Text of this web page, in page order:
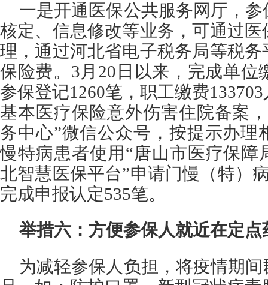
一是开通医保公共服务网厅，
核定、信息修改等业务，可通过
理，通过河北省电子税务局等税
保险费。3月20日以来，完成单位
参保登记1260笔，职工缴费
基本医疗保险意外伤害住院备案
务中心”微信公众号，按提示办理
慢特病患者使用“唐山市医疗保障
北智慧医保平台”申请门慢（特）
完成申报认定535笔。
举措六：方便参保人就近在定
为减轻参保人负担，将疫情期